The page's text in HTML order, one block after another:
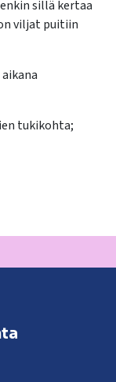
sillä kertaa
viljat puitiin
tukikohta;